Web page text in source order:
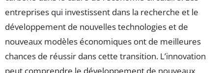
entreprises qui investissent dans la recherche et le
développement de nouvelles technologies et de
nouveaux modèles économiques ont de meilleures
chances de réussir dans cette transition. L’innovation